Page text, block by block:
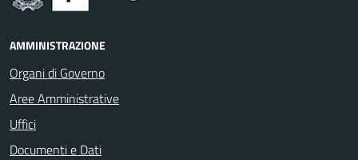
AMMINISTRAZIONE
Organi di Governo
Aree Amministrative
Uffici
Documenti e Dati